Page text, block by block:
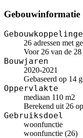
Gebouwinformatie
26 adressen met
Voor 26 van de
Bouwjaren
2020-2021
Gebaseerd op 14
Oppervlakte
mediaan 110 m2
Berekend uit 26
Gebruiksdoel
woonfunctie
woonfunctie (26)